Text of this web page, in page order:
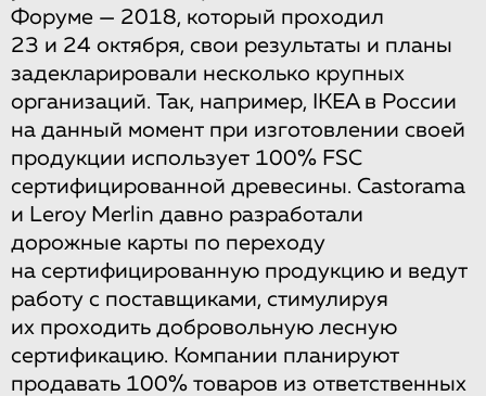
Форуме — 2018, который проходил
23 и 24 октября, свои результаты и планы
задекларировали несколько крупных
организаций. Так, например, IKEA в России
на данный момент при изготовлении своей
продукции использует 100% FSC
сертифицированной древесины. Castorama
и Leroy Merlin давно разработали
дорожные карты по переходу
на сертифицированную продукцию и ведут
работу с поставщиками, стимулируя
их проходить добровольную лесную
сертификацию. Компании планируют
продавать 100% товаров из ответственных